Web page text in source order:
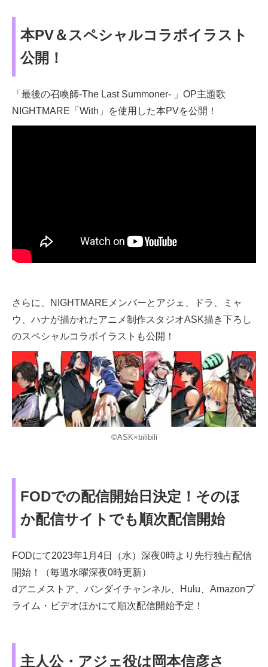
本PV＆スペシャルコラボイラスト
公開！
「最後の召喚師-The Last Summoner- 」OP主題歌
NIGHTMARE「With」を使用した本PVを公開！
さらに、NIGHTMAREメンバーとアジェ、ドラ、ミャ
ウ、ハナが描かれたアニメ制作スタジオASK描き下ろし
のスペシャルコラボイラストも公開！
©ASK×bilibili
FODでの配信開始日決定！そのほ
か配信サイトでも順次配信開始
FODにて2023年1月4日（水）深夜0時より先行独占配信
開始！（毎週水曜深夜0時更新）
dアニメストア、バンダイチャンネル、Hulu、Amazonプ
ライム・ビデオほかにて順次配信開始予定！
主人公・アジェ役は岡本信彦さ